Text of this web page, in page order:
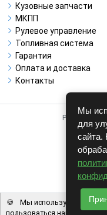
Кузовные запчасти
МКПП
Рулевое управление
Топливная система
Гарантия
Оплата и доставка
Контакты
Работает
©
Мы
для
сайта.
🍪
Мы используем файлы
пользоваться нашим